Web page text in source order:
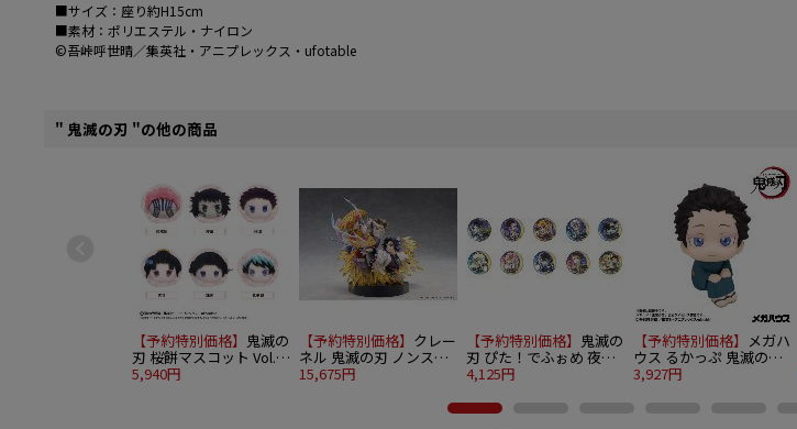
■サイズ：座り約H15cm
■素材：ポリエステル・ナイロン
©吾峠呼世晴／集英社・アニプレックス・ufotable
" 鬼滅の刃 "の他の商品
【予約特別価格】 鬼滅の
刃 桜餅マスコット Vol.5
6個入り1BOX
5,940円
【予約特別価格】 クレー
ネル 鬼滅の刃 ノンスケ
ール 胡蝶しのぶ＆童磨
15,675円
【予約特別価格】 鬼滅の
刃 ぴた！でふぉめ 夜の
見回りトレーディング缶
4,125円
【予約特別価格】 メガハ
ウス るかっぷ 鬼滅の刃
狛治
3,927円